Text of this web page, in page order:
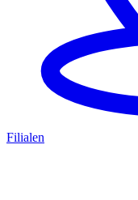
Filialen